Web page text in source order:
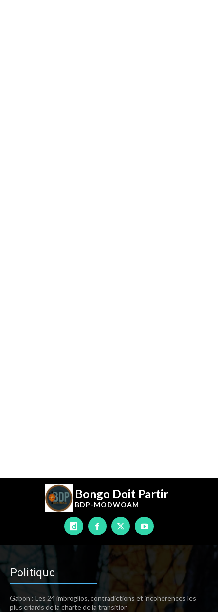
Bongo Doit Partir
BDP-MODWOAM
Politique
Gabon : Les 24 imbroglios, contradictions et incohérences les
plus criards de la charte de la transition